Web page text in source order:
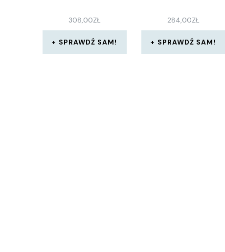
308,00ZŁ
SPRAWDŹ SAM!
284,00ZŁ
SPRAWDŹ SAM!